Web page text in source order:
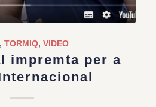
,TORMIQ,VIDEO
impremta per a